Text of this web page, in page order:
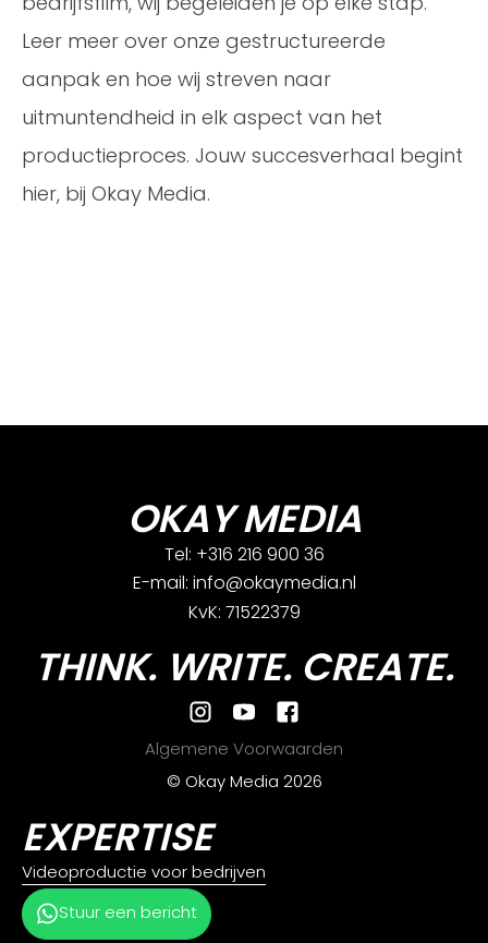
Leer meer over onze gestructureerde
aanpak en hoe wij streven naar
uitmuntendheid in elk aspect van het
productieproces. Jouw succesverhaal begint
hier, bij Okay Media.
OKAY MEDIA
Tel: +316 216 900 36
E-mail: info@okaymedia.nl
KvK: 71522379
THINK. WRITE. CREATE.
Algemene Voorwaarden
© Okay Media 2026
EXPERTISE
Videoproductie voor bedrijven
Stuur een bericht